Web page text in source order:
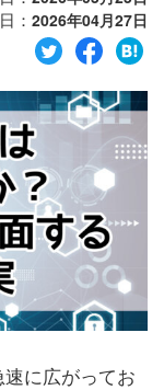
： 2026年04月27日
に広がってお